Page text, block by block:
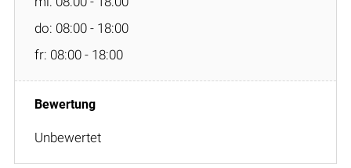
do: 08:00 - 18:00
fr: 08:00 - 18:00
Unbewertet